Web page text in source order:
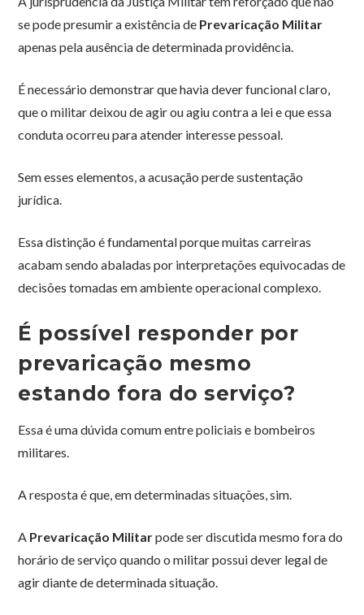
se pode presumir a existência de Prevaricação Militar
apenas pela ausência de determinada providência.
É necessário demonstrar que havia dever funcional claro,
que o militar deixou de agir ou agiu contra a lei e que essa
conduta ocorreu para atender interesse pessoal.
Sem esses elementos, a acusação perde sustentação
jurídica.
Essa distinção é fundamental porque muitas carreiras
acabam sendo abaladas por interpretações equivocadas de
decisões tomadas em ambiente operacional complexo.
É possível responder por
prevaricação mesmo
estando fora do serviço?
Essa é uma dúvida comum entre policiais e bombeiros
militares.
A resposta é que, em determinadas situações, sim.
A Prevaricação Militarpode ser discutida mesmo fora do
horário de serviço quando o militar possui dever legal de
agir diante de determinada situação.